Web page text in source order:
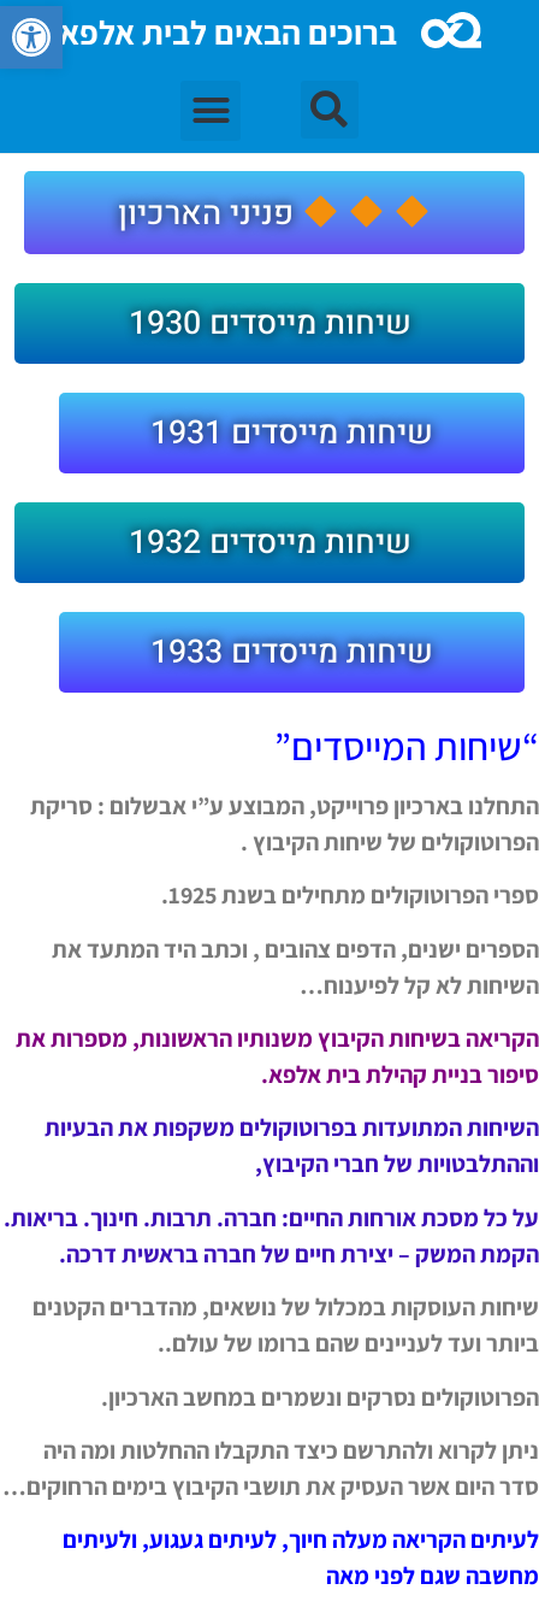
פתח ברוכים הבאים לבית אלפא
פניני הארכיון
שיחות מייסדים 1930
שיחות מייסדים 1931
שיחות מייסדים 1932
שיחות מייסדים 1933
“שיחות המייסדים”
התחלנו בארכיון פרוייקט, המבוצע ע”י אבשלום : סריקת
הפרוטוקולים של שיחות הקיבוץ .
ספרי הפרוטוקולים מתחילים בשנת 1925.
הספרים ישנים, הדפים צהובים , וכתב היד המתעד את
השיחות לא קל לפיענוח…
הקריאה בשיחות הקיבוץ משנותיו הראשונות, מספרות את
סיפור בניית קהילת בית אלפא.
השיחות המתועדות בפרוטוקולים משקפות את הבעיות
וההתלבטויות של חברי הקיבוץ,
על כל מסכת אורחות החיים: חברה. תרבות. חינוך. בריאות.
הקמת המשק – יצירת חיים של חברה בראשית דרכה.
שיחות העוסקות במכלול של נושאים, מהדברים הקטנים
ביותר ועד לעניינים שהם ברומו של עולם..
הפרוטוקולים נסרקים ונשמרים במחשב הארכיון.
ניתן לקרוא ולהתרשם כיצד התקבלו ההחלטות ומה היה
סדר היום אשר העסיק את תושבי הקיבוץ בימים הרחוקים…
לעיתים הקריאה מעלה חיוך, לעיתים געגוע, ולעיתים
מחשבה שגם לפני מאה